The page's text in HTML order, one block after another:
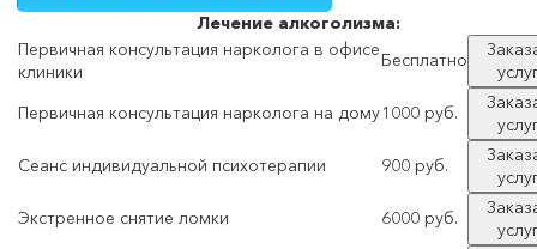
Лечение алкоголизма:
Первичная консультация нарколога в офисе
клиники
Бесплатно
Первичная консультация нарколога на дому1000 руб.
Сеанс индивидуальной психотерапии
900 руб.
Экстренное снятие ломки
6000 руб.